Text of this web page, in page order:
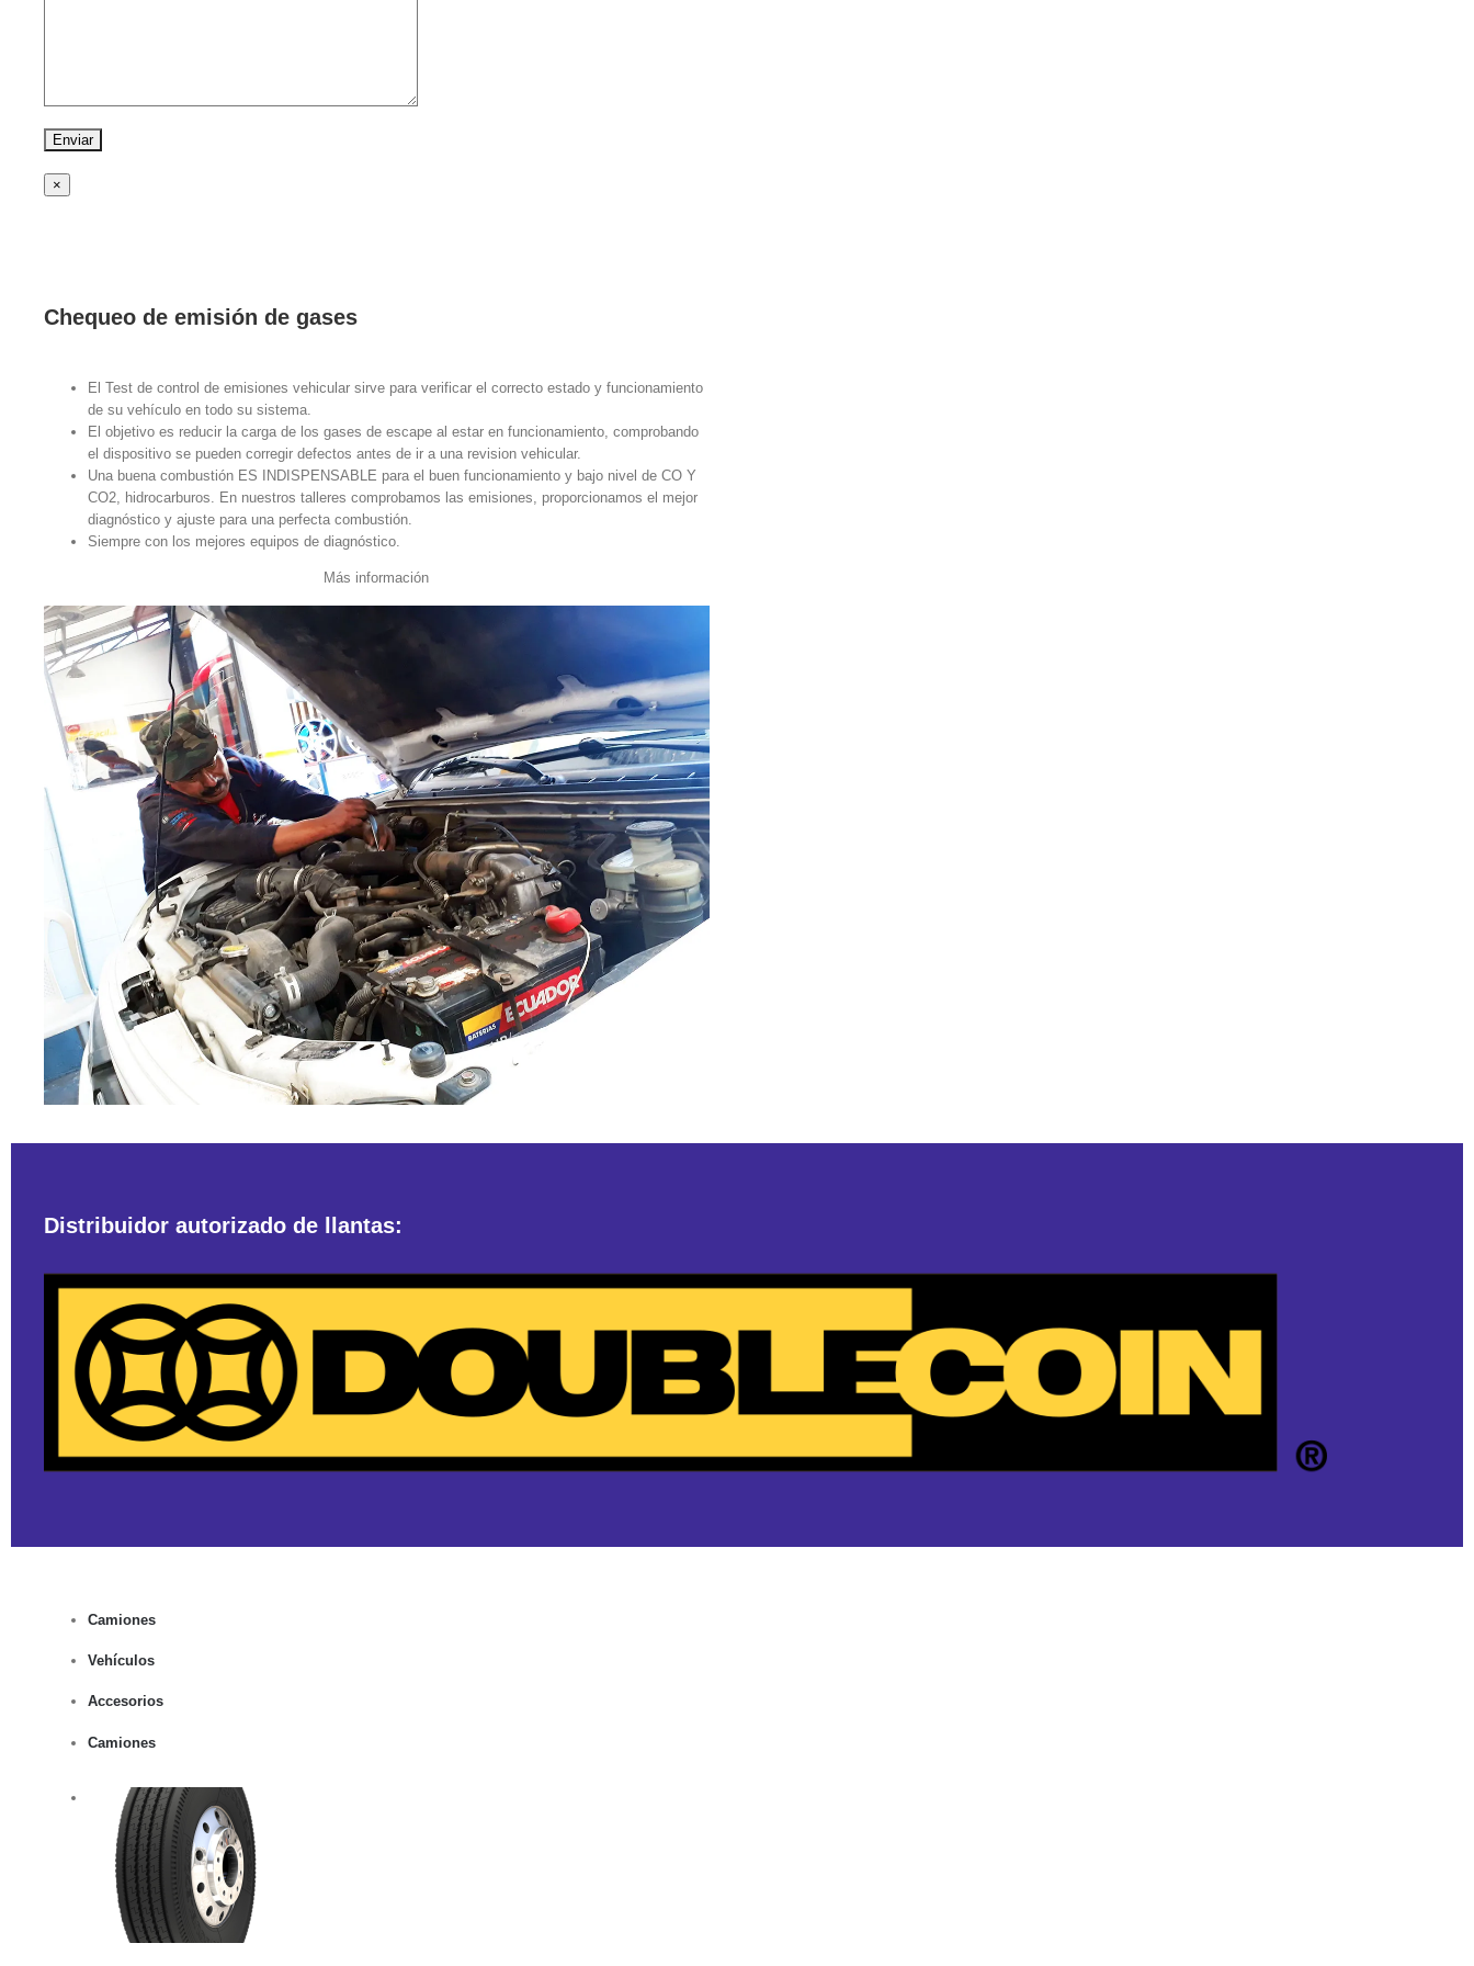
×
Chequeo de emisión de gases
El Test de control de emisiones vehicular sirve para verificar el correcto estado y funcionamiento
de su vehículo en todo su sistema.
El objetivo es reducir la carga de los gases de escape al estar en funcionamiento, comprobando
el dispositivo se pueden corregir defectos antes de ir a una revision vehicular.
Una buena combustión ES INDISPENSABLE para el buen funcionamiento y bajo nivel de CO Y
CO2, hidrocarburos. En nuestros talleres comprobamos las emisiones, proporcionamos el mejor
diagnóstico y ajuste para una perfecta combustión.
Siempre con los mejores equipos de diagnóstico.
Más información
Distribuidor autorizado de llantas:
Camiones
Vehículos
Accesorios
Camiones